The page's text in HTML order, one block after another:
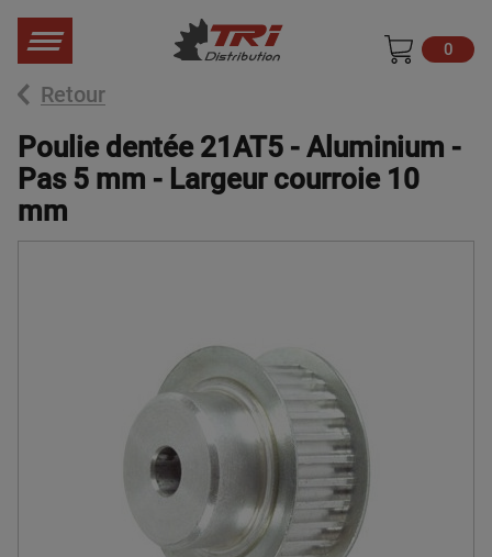
0
Retour
Poulie dentée 21AT5 - Aluminium -
Pas 5 mm - Largeur courroie 10
mm